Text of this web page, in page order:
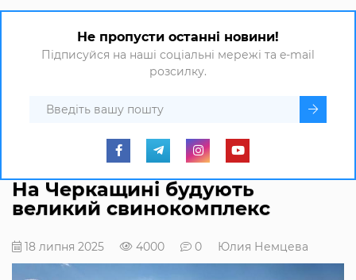
Не пропусти останні новини!
Підписуйся на наші соціальні мережі та e-mail
розсилку.
На Черкащині будують
великий свинокомплекс
18 липня 2025 4000 0 Юлия Немцева